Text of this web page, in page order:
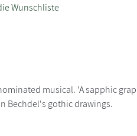
Wunschliste
nominated musical. 'A sapphic
Bechdel's gothic drawings.